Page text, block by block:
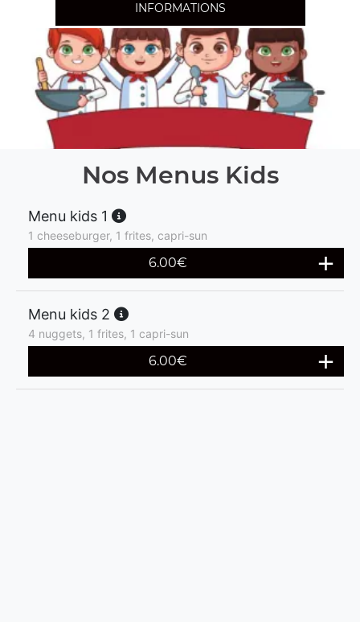
INFORMATIONS
Nos Menus Kids
Menu kids 1
1 cheeseburger, 1 frites, capri-sun
6.00€
Menu kids 2
4 nuggets, 1 frites, 1 capri-sun
6.00€